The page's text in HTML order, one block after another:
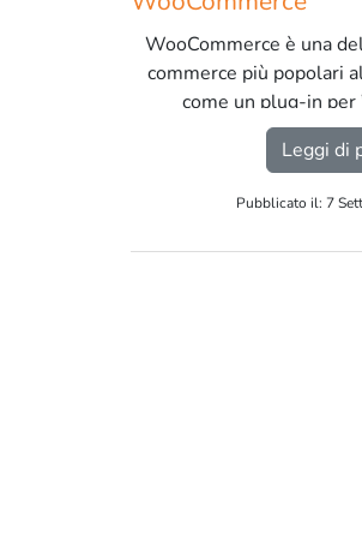
WooCommerce è una
commerce più popolari
come un plug-in
Leggi di
Pubblicato il: 7